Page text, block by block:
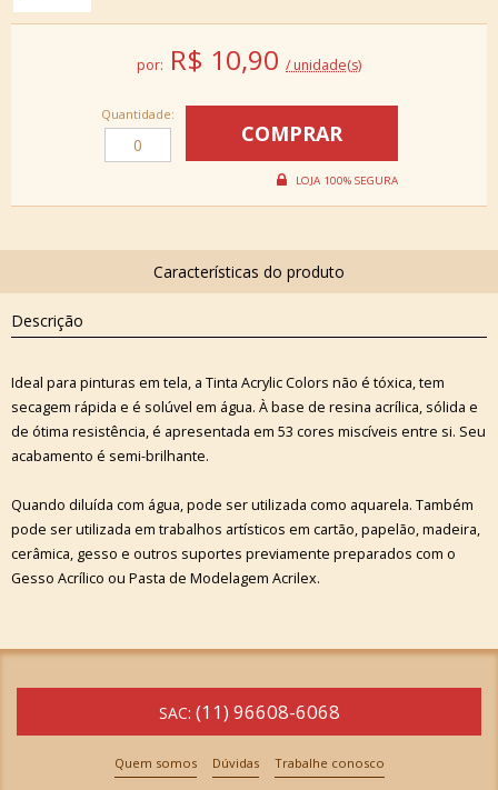
por: R$ 10,90 / unidade(s)
Quantidade:
Descrição
Ideal para pinturas em tela, a Tinta Acrylic Colors não é tóxica, tem
secagem rápida e é solúvel em água. À base de resina acrílica, sólida e
de ótima resistência, é apresentada em 53 cores miscíveis entre si. Seu
acabamento é semi-brilhante.
Quando diluída com água, pode ser utilizada como aquarela. Também
pode ser utilizada em trabalhos artísticos em cartão, papelão, madeira,
cerâmica, gesso e outros suportes previamente preparados com o
Gesso Acrílico ou Pasta de Modelagem Acrilex.
SAC: (11) 96608-6068
Quem somos Dúvidas Trabalhe conosco